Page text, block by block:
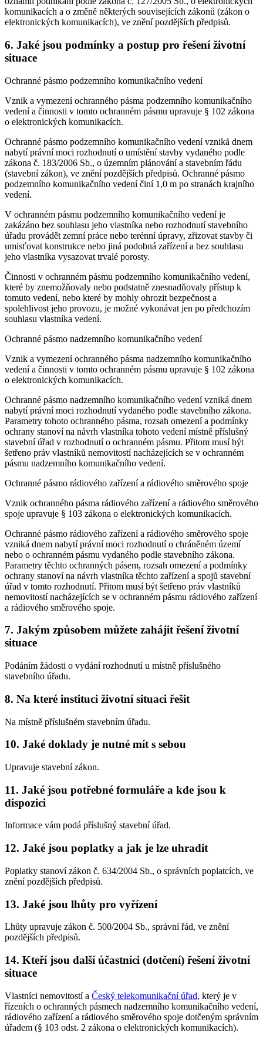
komunikacích a o změně některých souvisejících zákonů (zákon o
elektronických komunikacích), ve znění pozdějších předpisů.
6. Jaké jsou podmínky a postup pro řešení životní
situace
Ochranné pásmo podzemního komunikačního vedení
Vznik a vymezení ochranného pásma podzemního komunikačního
vedení a činnosti v tomto ochranném pásmu upravuje § 102 zákona
o elektronických komunikacích.
Ochranné pásmo podzemního komunikačního vedení vzniká dnem
nabytí právní moci rozhodnutí o umístění stavby vydaného podle
zákona č. 183/2006 Sb., o územním plánování a stavebním řádu
(stavební zákon), ve znění pozdějších předpisů. Ochranné pásmo
podzemního komunikačního vedení činí 1,0 m po stranách krajního
vedení.
V ochranném pásmu podzemního komunikačního vedení je
zakázáno bez souhlasu jeho vlastníka nebo rozhodnutí stavebního
úřadu provádět zemní práce nebo terénní úpravy, zřizovat stavby či
umisťovat konstrukce nebo jiná podobná zařízení a bez souhlasu
jeho vlastníka vysazovat trvalé porosty.
Činnosti v ochranném pásmu podzemního komunikačního vedení,
které by znemožňovaly nebo podstatně znesnadňovaly přístup k
tomuto vedení, nebo které by mohly ohrozit bezpečnost a
spolehlivost jeho provozu, je možné vykonávat jen po předchozím
souhlasu vlastníka vedení.
Ochranné pásmo nadzemního komunikačního vedení
Vznik a vymezení ochranného pásma nadzemního komunikačního
vedení a činnosti v tomto ochranném pásmu upravuje § 102 zákona
o elektronických komunikacích.
Ochranné pásmo nadzemního komunikačního vedení vzniká dnem
nabytí právní moci rozhodnutí vydaného podle stavebního zákona.
Parametry tohoto ochranného pásma, rozsah omezení a podmínky
ochrany stanoví na návrh vlastníka tohoto vedení místně příslušný
stavební úřad v rozhodnutí o ochranném pásmu. Přitom musí být
šetřeno práv vlastníků nemovitostí nacházejících se v ochranném
pásmu nadzemního komunikačního vedení.
Ochranné pásmo rádiového zařízení a rádiového směrového spoje
Vznik ochranného pásma rádiového zařízení a rádiového směrového
spoje upravuje § 103 zákona o elektronických komunikacích.
Ochranné pásmo rádiového zařízení a rádiového směrového spoje
vzniká dnem nabytí právní moci rozhodnutí o chráněném území
nebo o ochranném pásmu vydaného podle stavebního zákona.
Parametry těchto ochranných pásem, rozsah omezení a podmínky
ochrany stanoví na návrh vlastníka těchto zařízení a spojů stavební
úřad v tomto rozhodnutí. Přitom musí být šetřeno práv vlastníků
nemovitostí nacházejících se v ochranném pásmu rádiového zařízení
a rádiového směrového spoje.
7. Jakým způsobem můžete zahájit řešení životní
situace
Podáním žádosti o vydání rozhodnutí u místně příslušného
stavebního úřadu.
8. Na které instituci životní situaci řešit
Na místně příslušném stavebním úřadu.
10. Jaké doklady je nutné mít s sebou
Upravuje stavební zákon.
11. Jaké jsou potřebné formuláře a kde jsou k
dispozici
Informace vám podá příslušný stavební úřad.
12. Jaké jsou poplatky a jak je lze uhradit
Poplatky stanoví zákon č. 634/2004 Sb., o správních poplatcích, ve
znění pozdějších předpisů.
13. Jaké jsou lhůty pro vyřízení
Lhůty upravuje zákon č. 500/2004 Sb., správní řád, ve znění
pozdějších předpisů.
14. Kteří jsou další účastníci (dotčení) řešení životní
situace
Vlastníci nemovitostí a Český telekomunikační úřad, který je v
řízeních o ochranných pásmech nadzemního komunikačního vedení,
rádiového zařízení a rádiového směrového spoje dotčeným správním
úřadem (§ 103 odst. 2 zákona o elektronických komunikacích).